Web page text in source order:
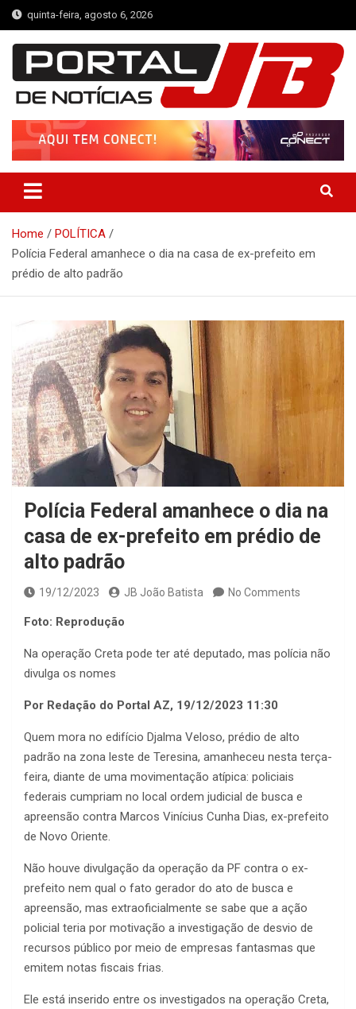
Skip
to
content
quinta-feira, agosto 6, 2026
Portal de Notícias JB
Notícias de Simplício Mendes e Região
Home
POLÍTICA
Polícia Federal amanhece o dia na casa de ex-prefeito em
prédio de alto padrão
Polícia Federal amanhece o dia na
casa de ex-prefeito em prédio de
alto padrão
19/12/2023 JB João Batista No Comments
Foto: Reprodução
Na operação Creta pode ter até deputado, mas polícia não
divulga os nomes
Por Redação do Portal AZ, 19/12/2023 11:30
Quem mora no edifício Djalma Veloso, prédio de alto
padrão na zona leste de Teresina, amanheceu nesta terça-
feira, diante de uma movimentação atípica: policiais
federais cumpriam no local ordem judicial de busca e
apreensão contra Marcos Vinícius Cunha Dias, ex-prefeito
de Novo Oriente.
Não houve divulgação da operação da PF contra o ex-
prefeito nem qual o fato gerador do ato de busca e
apreensão, mas extraoficialmente se sabe que a ação
policial teria por motivação a investigação de desvio de
recursos público por meio de empresas fantasmas que
emitem notas fiscais frias.
Ele está inserido entre os investigados na operação Creta,